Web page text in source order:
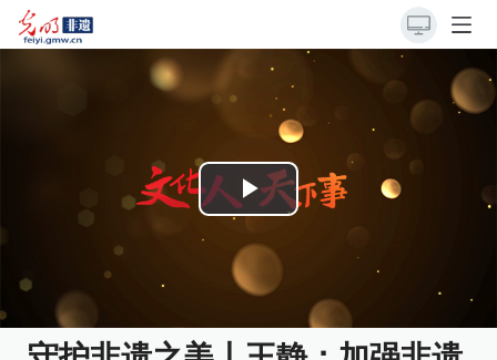
Play
Video